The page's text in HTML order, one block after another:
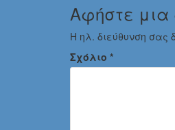
Αφήστε μια
Η ηλ. διεύθυνση σας
Σχόλιο *